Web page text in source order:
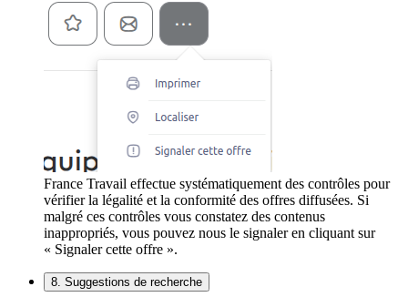
France Travail effectue systématiquement des contrôles pour
vérifier la légalité et la conformité des offres diffusées. Si
malgré ces contrôles vous constatez des contenus
inappropriés, vous pouvez nous le signaler en cliquant sur
« Signaler cette offre ».
8. Suggestions de recherche